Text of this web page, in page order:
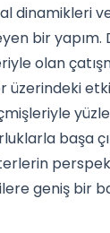
dinamikleri
bir yapım.
olan
üzerindeki
başa
geniş bir